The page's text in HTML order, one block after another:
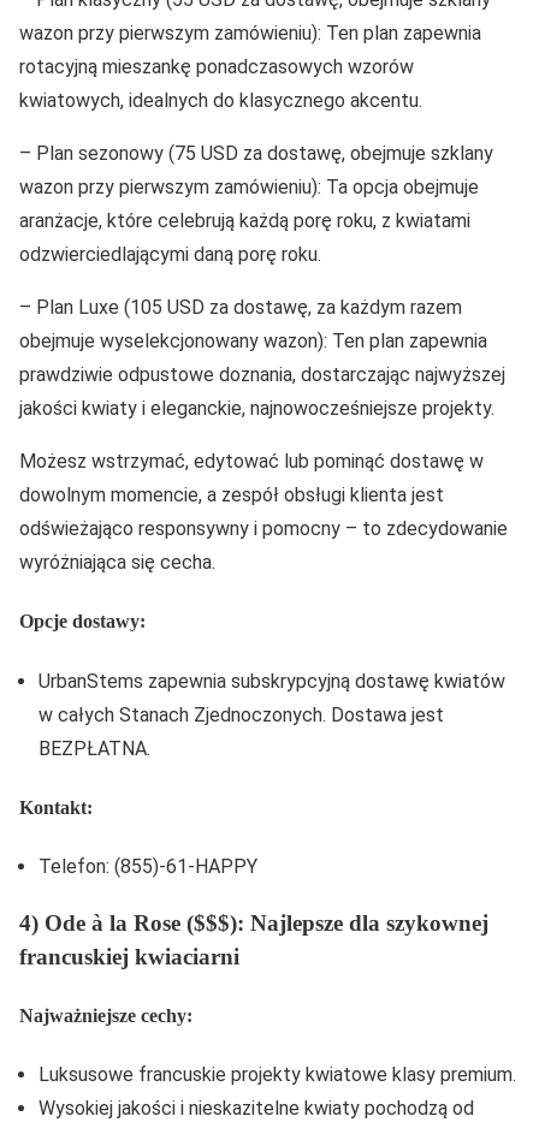
wazon przy pierwszym zamówieniu): Ten plan zapewnia
rotacyjną mieszankę ponadczasowych wzorów
kwiatowych, idealnych do klasycznego akcentu.
– Plan sezonowy (75 USD za dostawę, obejmuje szklany
wazon przy pierwszym zamówieniu): Ta opcja obejmuje
aranżacje, które celebrują każdą porę roku, z kwiatami
odzwierciedlającymi daną porę roku.
– Plan Luxe (105 USD za dostawę, za każdym razem
obejmuje wyselekcjonowany wazon): Ten plan zapewnia
prawdziwie odpustowe doznania, dostarczając najwyższej
jakości kwiaty i eleganckie, najnowocześniejsze projekty.
Możesz wstrzymać, edytować lub pominąć dostawę w
dowolnym momencie, a zespół obsługi klienta jest
odświeżająco responsywny i pomocny – to zdecydowanie
wyróżniająca się cecha.
Opcje dostawy:
UrbanStems zapewnia subskrypcyjną dostawę kwiatów
w całych Stanach Zjednoczonych. Dostawa jest
BEZPŁATNA.
Kontakt:
Telefon: (855)-61-HAPPY
4) Ode à la Rose ($$$): Najlepsze dla szykownej
francuskiej kwiaciarni
Najważniejsze cechy:
Luksusowe francuskie projekty kwiatowe klasy premium.
Wysokiej jakości i nieskazitelne kwiaty pochodzą od